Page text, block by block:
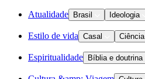
Atualidade Brasil Ideologia
Estilo de vida Casal Ciência
Espiritualidade Bíblia e doutrina